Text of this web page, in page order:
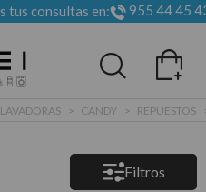
tus consultas en: 955 44 45
LAVADORAS > CANDY > REPUESTOS
Filtros